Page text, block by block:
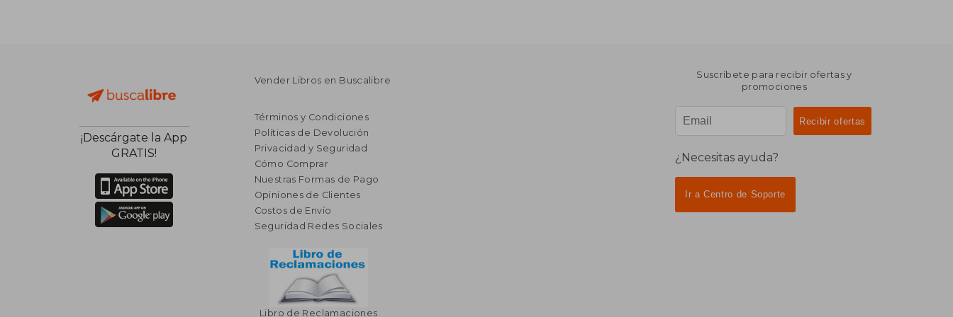
¡Descárgate la App
GRATIS!
Vender Libros en Buscalibre
Términos y Condiciones
Políticas de Devolución
Privacidad y Seguridad
Cómo Comprar
Nuestras Formas de Pago
Opiniones de Clientes
Costos de Envío
Seguridad Redes Sociales
Libro de Reclamaciones
Suscríbete para recibir ofertas y
promociones
¿Necesitas ayuda?
Ir a Centro de Soporte